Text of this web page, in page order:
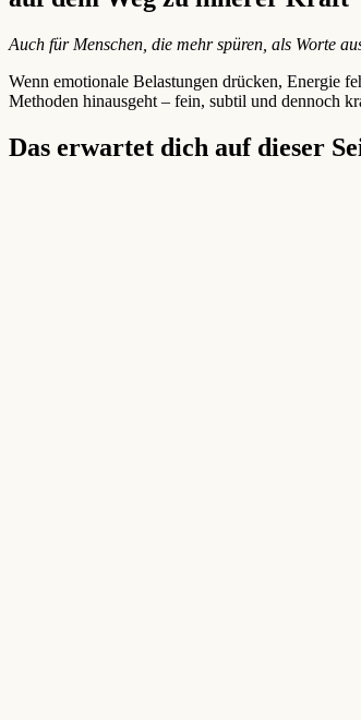
Auch für Menschen, die mehr spüren, als Worte
Wenn emotionale Belastungen drücken, Energie
Methoden hinausgeht – fein, subtil und dennoch
Das erwartet dich auf dieser